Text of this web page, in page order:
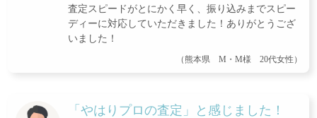
査定スピードがとにかく早く、振り込みまでスピー
ディーに対応していただきました！ありがとうござ
いました！
（熊本県 M・M様 20代女性）
「やはりプロの査定」と感じました！